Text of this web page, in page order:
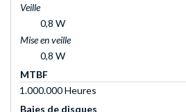
Veille
0,8 W
Mise en veille
0,8 W
MTBF
1.000.000 Heures
Baies de disques